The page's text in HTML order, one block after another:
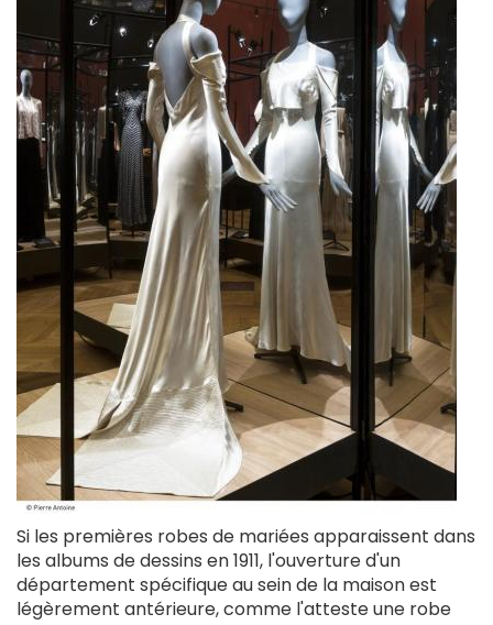
Si les premières robes de mariées apparaissent dans
les albums de dessins en 1911, l'ouverture d'un
département spécifique au sein de la maison est
légèrement antérieure, comme l'atteste une robe